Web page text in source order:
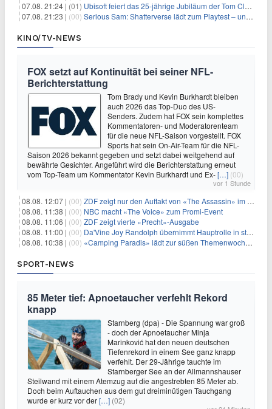
07.08. 21:24 | (01) Ubisoft feiert das 25-jährige Jubiläum der Tom Clancy’s Ghost Recon-Reihe
07.08. 21:23 | (00) Serious Sam: Shatterverse lädt zum Playtest – und erscheint schon bald!
KINO/TV-NEWS
FOX setzt auf Kontinuität bei seiner NFL-
Berichterstattung
Tom Brady und Kevin Burkhardt bleiben
auch 2026 das Top-Duo des US-
Senders. Zudem hat FOX sein komplettes
Kommentatoren- und Moderatorenteam
für die neue NFL-Saison vorgestellt. FOX
Sports hat sein On-Air-Team für die NFL-
Saison 2026 bekannt gegeben und setzt dabei weitgehend auf
bewährte Gesichter. Angeführt wird die Berichterstattung erneut
vom Top-Team um Kommentator Kevin Burkhardt und Ex-[…] (00)
vor 1 Stunde
08.08. 12:07 | (00) ZDF zeigt nur den Auftakt von «The Assassin» im Fernsehen
08.08. 11:38 | (00) NBC macht «The Voice» zum Promi-Event
08.08. 11:06 | (00) ZDF zeigt vierte «Precht»-Ausgabe
08.08. 11:00 | (00) Da'Vine Joy Randolph übernimmt Hauptrolle in starbesetzter schwarzer Komödie
08.08. 10:38 | (00) «Camping Paradis» lädt zur süßen Themenwoche ein
SPORT-NEWS
85 Meter tief: Apnoetaucher verfehlt Rekord
knapp
Starnberg (dpa) - Die Spannung war groß
- doch der Apnoetaucher Minja
Marinković hat den neuen deutschen
Tiefenrekord in einem See ganz knapp
verfehlt. Der 29-Jährige tauchte im
Starnberger See an der Allmannshauser
Steilwand mit einem Atemzug auf die angestrebten 85 Meter ab.
Doch beim Auftauchen aus dem gut dreiminütigen Tauchgang
wurde er kurz vor der[…] (02)